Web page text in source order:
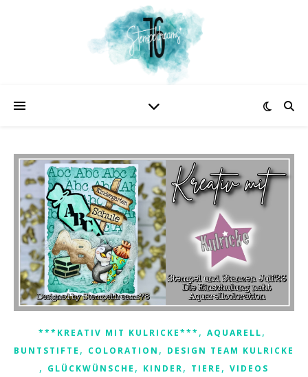
***KREATIV MIT KULRICKE***, AQUARELL,
BUNTSTIFTE , COLORATION , DESIGN TEAM KULRICKE
, GLÜCKWÜNSCHE , KINDER, TIERE , VIDEOS